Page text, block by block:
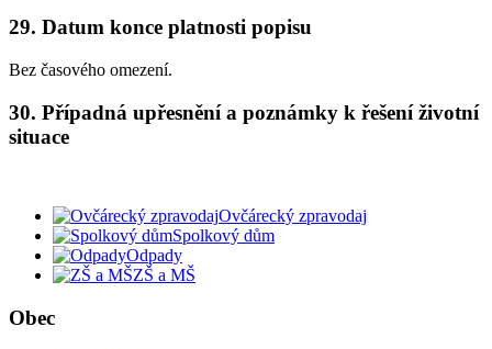
29. Datum konce platnosti popisu
Bez časového omezení.
30. Případná upřesnění a poznámky k řešení životní
situace
Ovčárecký zpravodaj
Spolkový dům
Odpady
ZŠ a MŠ
Obec